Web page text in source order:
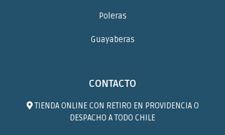
Poleras
Guayaberas
CONTACTO
TIENDA ONLINE CON RETIRO EN PROVIDENCIA O
DESPACHO A TODO CHILE